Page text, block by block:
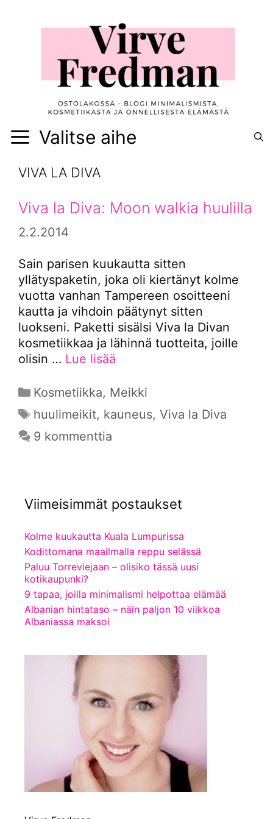
Valitse aihe
VIVA LA DIVA
Viva la Diva: Moon walkia huulilla
2.2.2014
Sain parisen kuukautta sitten
yllätyspaketin, joka oli kiertänyt kolme
vuotta vanhan Tampereen osoitteeni
kautta ja vihdoin päätynyt sitten
luokseni. Paketti sisälsi Viva la Divan
kosmetiikkaa ja lähinnä tuotteita, joille
olisin … Lue lisää
Kategoriat
Kosmetiikka, Meikki
Avainsanat
huulimeikit, kauneus, Viva la Diva
9 kommenttia
Viimeisimmät postaukset
Kolme kuukautta Kuala Lumpurissa
Kodittomana maailmalla reppu selässä
Paluu Torreviejaan – olisiko tässä uusi
kotikaupunki?
9 tapaa, joilla minimalismi helpottaa elämää
Albanian hintataso – näin paljon 10 viikkoa
Albaniassa maksoi